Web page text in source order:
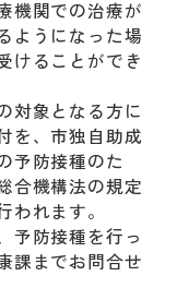
機関での治療が
ようになった場
けることができ
対象となる方に
を、市独自助成
予防接種のた
合機構法の規定
れます。
予防接種を行っ
課までお問合せ